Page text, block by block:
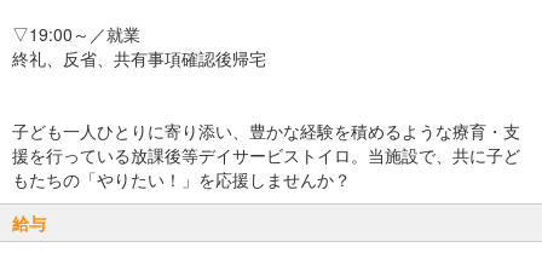
▽19:00～／就業
終礼、反省、共有事項確認後帰宅
子ども一人ひとりに寄り添い、豊かな経験を積めるような療育・支
援を行っている放課後等デイサービストイロ。当施設で、共に子ど
もたちの「やりたい！」を応援しませんか？
給与